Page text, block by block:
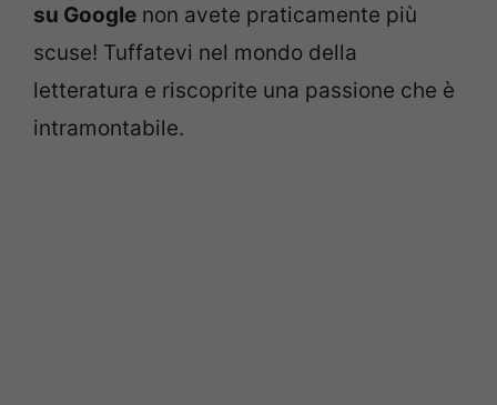
su Google non avete praticamente più
scuse! Tuffatevi nel mondo della
letteratura e riscoprite una passione che è
intramontabile.